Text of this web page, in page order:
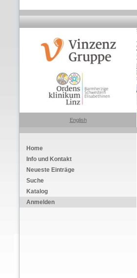
English
Home
Info und Kontakt
Neueste Einträge
Suche
Katalog
Anmelden